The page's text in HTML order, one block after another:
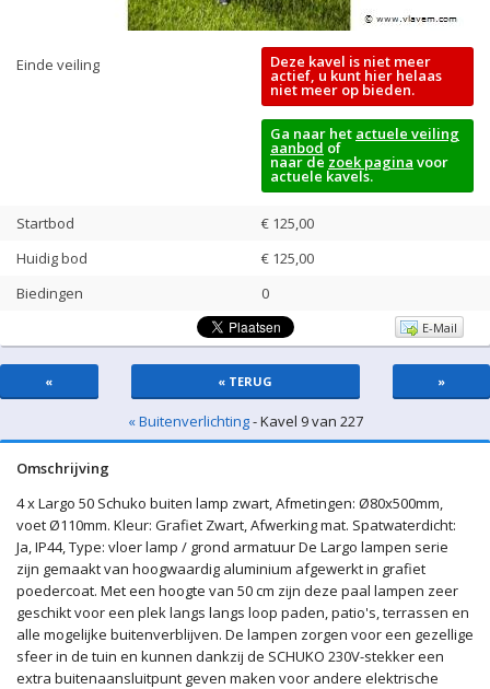
Einde veiling Deze kavel is niet meer
actief, u kunt hier helaas
niet meer op bieden.
Ga naar het actuele veiling
aanbod of
naar de zoek pagina voor
actuele kavels.
Startbod
€ 125,00
Huidig bod
€ 125,00
Biedingen
0
E-Mail
« « TERUG »
« Buitenverlichting- Kavel 9 van 227
Omschrijving
4 x Largo 50 Schuko buiten lamp zwart, Afmetingen: Ø80x500mm,
voet Ø110mm. Kleur: Grafiet Zwart, Afwerking mat. Spatwaterdicht:
Ja, IP44, Type: vloer lamp / grond armatuur De Largo lampen serie
zijn gemaakt van hoogwaardig aluminium afgewerkt in grafiet
poedercoat. Met een hoogte van 50 cm zijn deze paal lampen zeer
geschikt voor een plek langs langs loop paden, patio's, terrassen en
alle mogelijke buitenverblijven. De lampen zorgen voor een gezellige
sfeer in de tuin en kunnen dankzij de SCHUKO 230V-stekker een
extra buitenaansluitpunt geven maken voor andere elektrische